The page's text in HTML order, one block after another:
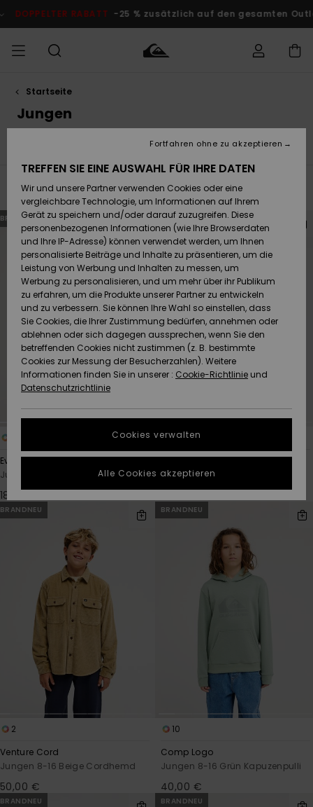
Produkt
springen
% zusätzlich auf den gesamten Outlet-Bereich Jetzt
MÄNNER
Accessoires
Schuhe&
Flip-Flops
Surf
Snow
Brandneu
Highlights
Accessoires
Schuhe&
Flip-Flops
Surf
Snow
Brandneu
Highlights
FRAUEN
Brandneu
Highlights
Snow
SURF
Kinder
Highlights
Community
SNOW
Snow Shop
Kinder
Snow Shop
Damen
Highlights
Community
DOPPELTER
RABATT
KINDER
Outlet
Frauen
HILFE & KONTAKT
Retouren
Bezahlung
Geschenkkarte
Quiksilver
Freedom
Datenschutz
Starten Sie eine
um die
schnellste
Antwort auf Ihre
NACHHALTIGKEIT
SHOPS
QUIKSILVER APP
WUNSCHLISTE
Startseite
Jungen
Schuhe& Flip-Flops Surf
Filtern & Sortieren 605
BRANDNEU
Ev Vista Logo
Jungen 8-16 Beige T-Shirt
18,00 €
BRANDNEU
10
Comp Logo
Jungen 8-16 Braun Kapuzenpulli
BRANDNEU
2
Venture Cord
Jungen 8-16 Beige Cordhemd
50,00 €
BRANDNEU
10
Comp Logo
Jungen 8-16 Grün Kapuzenpulli
40,00 €
BRANDNEU BRANDNEU
TREFFEN SIE EINE AUSWAHL FÜR IHRE DATEN
Wir und unsere Partner verwenden Cookies oder eine
vergleichbare Technologie, um Informationen auf Ihrem
Gerät zu speichern und/oder darauf zuzugreifen. Diese
personenbezogenen Informationen (wie Ihre Browserdaten
und Ihre IP-Adresse) können verwendet werden, um Ihnen
personalisierte Beiträge und Inhalte zu präsentieren, um die
Leistung von Werbung und Inhalten zu messen, um
Werbung zu personalisieren, und um mehr über ihr Publikum
zu erfahren, um die Produkte unserer Partner zu entwickeln
und zu verbessern. Sie können Ihre Wahl so einstellen, dass
Sie Cookies, die Ihrer Zustimmung bedürfen, annehmen oder
ablehnen oder sich dagegen aussprechen, wenn Sie den
betreffenden Cookies nicht zustimmen (z. B. bestimmte
Cookies zur Messung der Besucherzahlen). Weitere
Informationen finden Sie in unserer : Cookie-Richtlinie und
Datenschutzrichtlinie
Cookies verwalten
Fortfahren ohne zu akzeptieren
Alle Cookies akzeptieren